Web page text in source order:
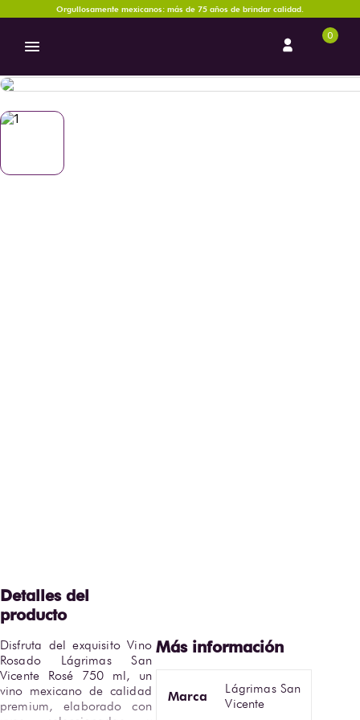
Orgullosamente mexicanos: más de 75 años de brindar calidad.
0
Disfruta del exquisito Vino
Rosado Lágrimas San
Vicente Rosé 750 ml, un
vino mexicano de calidad
premium, elaborado con
Marca
Lágrimas San
Vicente